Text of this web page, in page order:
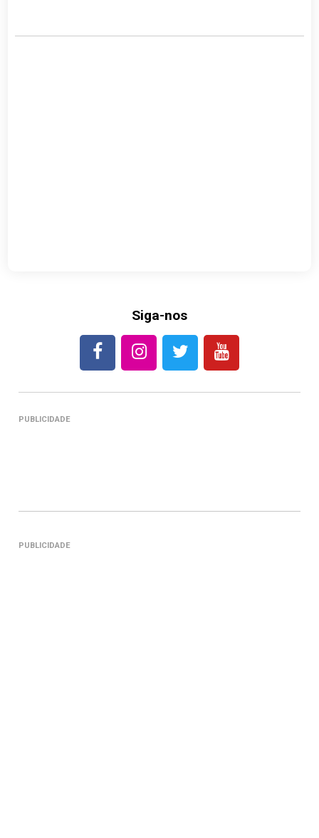
Siga-nos
PUBLICIDADE
PUBLICIDADE